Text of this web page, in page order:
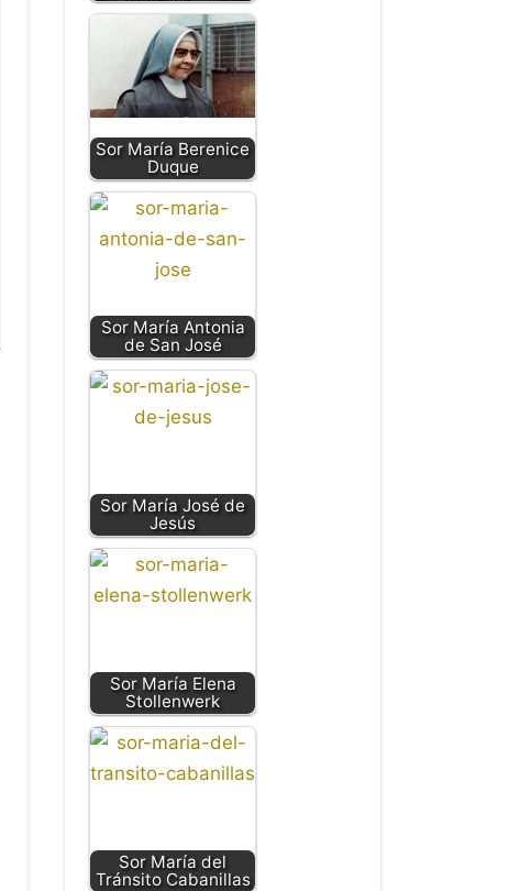
Sor María Berenice
Duque
Sor María Antonia
de San José
Sor María José de
Jesús
Sor María Elena
Stollenwerk
Sor María del
Tránsito Cabanillas